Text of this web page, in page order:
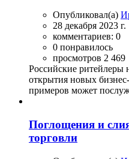
Опубликовал(а)
28 декабря 2023 г.
комментариев: 0
0 понравилось
просмотров 2 469
Российские ритейлеры
открытия новых
примеров может
Поглощения и
торговли